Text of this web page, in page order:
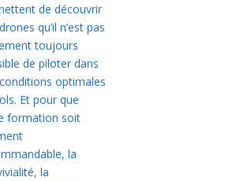
de découvrir
qu’il n’est pas
toujours
de piloter dans
optimales
Et pour que
formation soit
la
la